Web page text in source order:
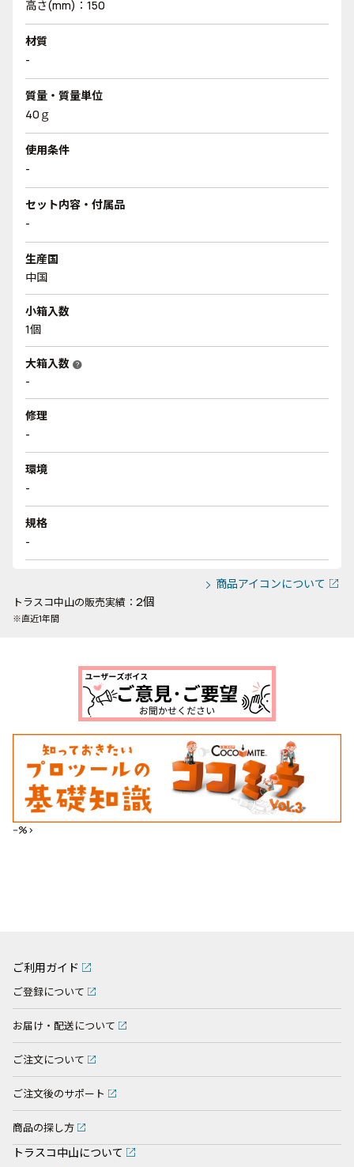
高さ(mm)：150
材質
-
質量・質量単位
40ｇ
使用条件
-
セット内容・付属品
-
生産国
中国
小箱入数
1個
大箱入数 help
-
修理
-
環境
-
規格
-
商品アイコンについて
トラスコ中山の販売実績： 2個
※直近1年間
--%>
ご利用ガイド
ご登録について
お届け・配送について
ご注文について
ご注文後のサポート
商品の探し方
トラスコ中山について